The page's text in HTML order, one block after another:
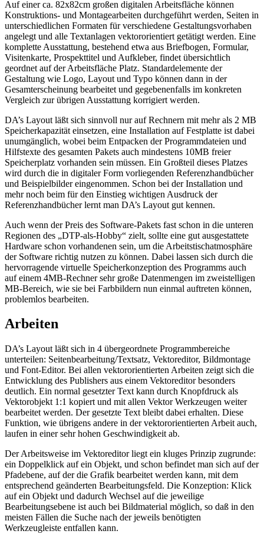
Auf einer ca. 82x82cm großen digitalen Arbeitsfläche können
Konstruktions- und Montagearbeiten durchgeführt werden, Seiten in
unterschiedlichen Formaten für verschiedene Gestaltungsvorhaben
angelegt und alle Textanlagen vektororientiert getätigt werden. Eine
komplette Ausstattung, bestehend etwa aus Briefbogen, Formular,
Visitenkarte, Prospekttitel und Aufkleber, findet übersichtlich
geordnet auf der Arbeitsfläche Platz. Standardelemente der
Gestaltung wie Logo, Layout und Typo können dann in der
Gesamterscheinung bearbeitet und gegebenenfalls im konkreten
Vergleich zur übrigen Ausstattung korrigiert werden.
DA’s Layout läßt sich sinnvoll nur auf Rechnern mit mehr als 2 MB
Speicherkapazität einsetzen, eine Installation auf Festplatte ist dabei
unumgänglich, wobei beim Entpacken der Programmdateien und
Hilfstexte des gesamten Pakets auch mindestens 10MB freier
Speicherplatz vorhanden sein müssen. Ein Großteil dieses Platzes
wird durch die in digitaler Form vorliegenden Referenzhandbücher
und Beispielbilder eingenommen. Schon bei der Installation und
mehr noch beim für den Einstieg wichtigen Ausdruck der
Referenzhandbücher lernt man DA’s Layout gut kennen.
Auch wenn der Preis des Software-Pakets fast schon in die unteren
Regionen des „DTP-als-Hobby“ zielt, sollte eine gut ausgestattete
Hardware schon vorhandenen sein, um die Arbeitstischatmosphäre
der Software richtig nutzen zu können. Dabei lassen sich durch die
hervorragende virtuelle Speicherkonzeption des Programms auch
auf einem 4MB-Rechner sehr große Datenmengen im zweistelligen
MB-Bereich, wie sie bei Farbbildern nun einmal auftreten können,
problemlos bearbeiten.
Arbeiten
DA’s Layout läßt sich in 4 übergeordnete Programmbereiche
unterteilen: Seitenbearbeitung/Textsatz, Vektoreditor, Bildmontage
und Font-Editor. Bei allen vektororientierten Arbeiten zeigt sich die
Entwicklung des Publishers aus einem Vektoreditor besonders
deutlich. Ein normal gesetzter Text kann durch Knopfdruck als
Vektorobjekt 1:1 kopiert und mit allen Vektor Werkzeugen weiter
bearbeitet werden. Der gesetzte Text bleibt dabei erhalten. Diese
Funktion, wie übrigens andere in der vektororientierten Arbeit auch,
laufen in einer sehr hohen Geschwindigkeit ab.
Der Arbeitsweise im Vektoreditor liegt ein kluges Prinzip zugrunde:
ein Doppelklick auf ein Objekt, und schon befindet man sich auf der
Pfadebene, auf der die Grafik bearbeitet werden kann, mit dem
entsprechend geänderten Bearbeitungsfeld. Die Konzeption: Klick
auf ein Objekt und dadurch Wechsel auf die jeweilige
Bearbeitungsebene ist auch bei Bildmaterial möglich, so daß in den
meisten Fällen die Suche nach der jeweils benötigten
Werkzeugleiste entfallen kann.